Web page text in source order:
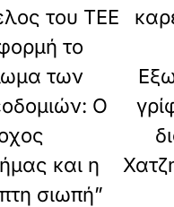
του ΤΕΕ
το
των
Ο
και η
σιωπή”